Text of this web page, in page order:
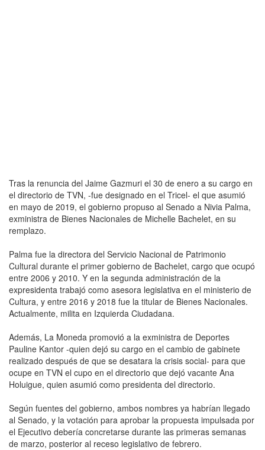
Tras la renuncia del Jaime Gazmuri el 30 de enero a su cargo en
el directorio de TVN, -fue designado en el Tricel- el que asumió
en mayo de 2019, el gobierno propuso al Senado a Nivia Palma,
exministra de Bienes Nacionales de Michelle Bachelet, en su
remplazo.
Palma fue la directora del Servicio Nacional de Patrimonio
Cultural durante el primer gobierno de Bachelet, cargo que ocupó
entre 2006 y 2010. Y en la segunda administración de la
expresidenta trabajó como asesora legislativa en el ministerio de
Cultura, y entre 2016 y 2018 fue la titular de Bienes Nacionales.
Actualmente, milita en Izquierda Ciudadana.
Además, La Moneda promovió a la exministra de Deportes
Pauline Kantor -quien dejó su cargo en el cambio de gabinete
realizado después de que se desatara la crisis social- para que
ocupe en TVN el cupo en el directorio que dejó vacante Ana
Holuigue, quien asumió como presidenta del directorio.
Según fuentes del gobierno, ambos nombres ya habrían llegado
al Senado, y la votación para aprobar la propuesta impulsada por
el Ejecutivo debería concretarse durante las primeras semanas
de marzo, posterior al receso legislativo de febrero.